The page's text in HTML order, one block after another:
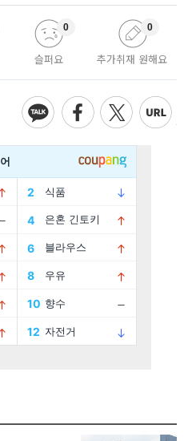
슬퍼요
0
추가취재 원해요
0